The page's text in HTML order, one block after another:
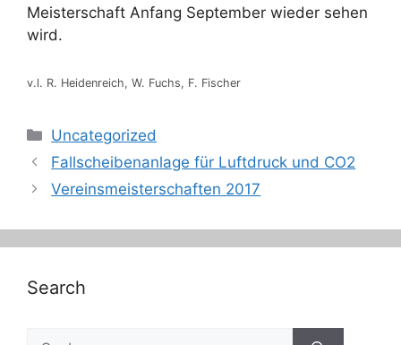
Meisterschaft Anfang September wieder sehen
wird.
v.l. R. Heidenreich, W. Fuchs, F. Fischer
Kategorien
Uncategorized
Fallscheibenanlage für Luftdruck und CO2
Vereinsmeisterschaften 2017
Search